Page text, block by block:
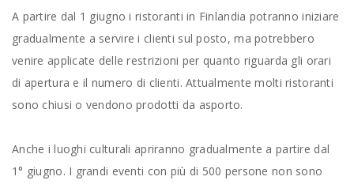
A partire dal 1 giugno i ristoranti in Finlandia potranno iniziare
gradualmente a servire i clienti sul posto, ma potrebbero
venire applicate delle restrizioni per quanto riguarda gli orari
di apertura e il numero di clienti. Attualmente molti ristoranti
sono chiusi o vendono prodotti da asporto.
Anche i luoghi culturali apriranno gradualmente a partire dal
1° giugno. I grandi eventi con più di 500 persone non sono